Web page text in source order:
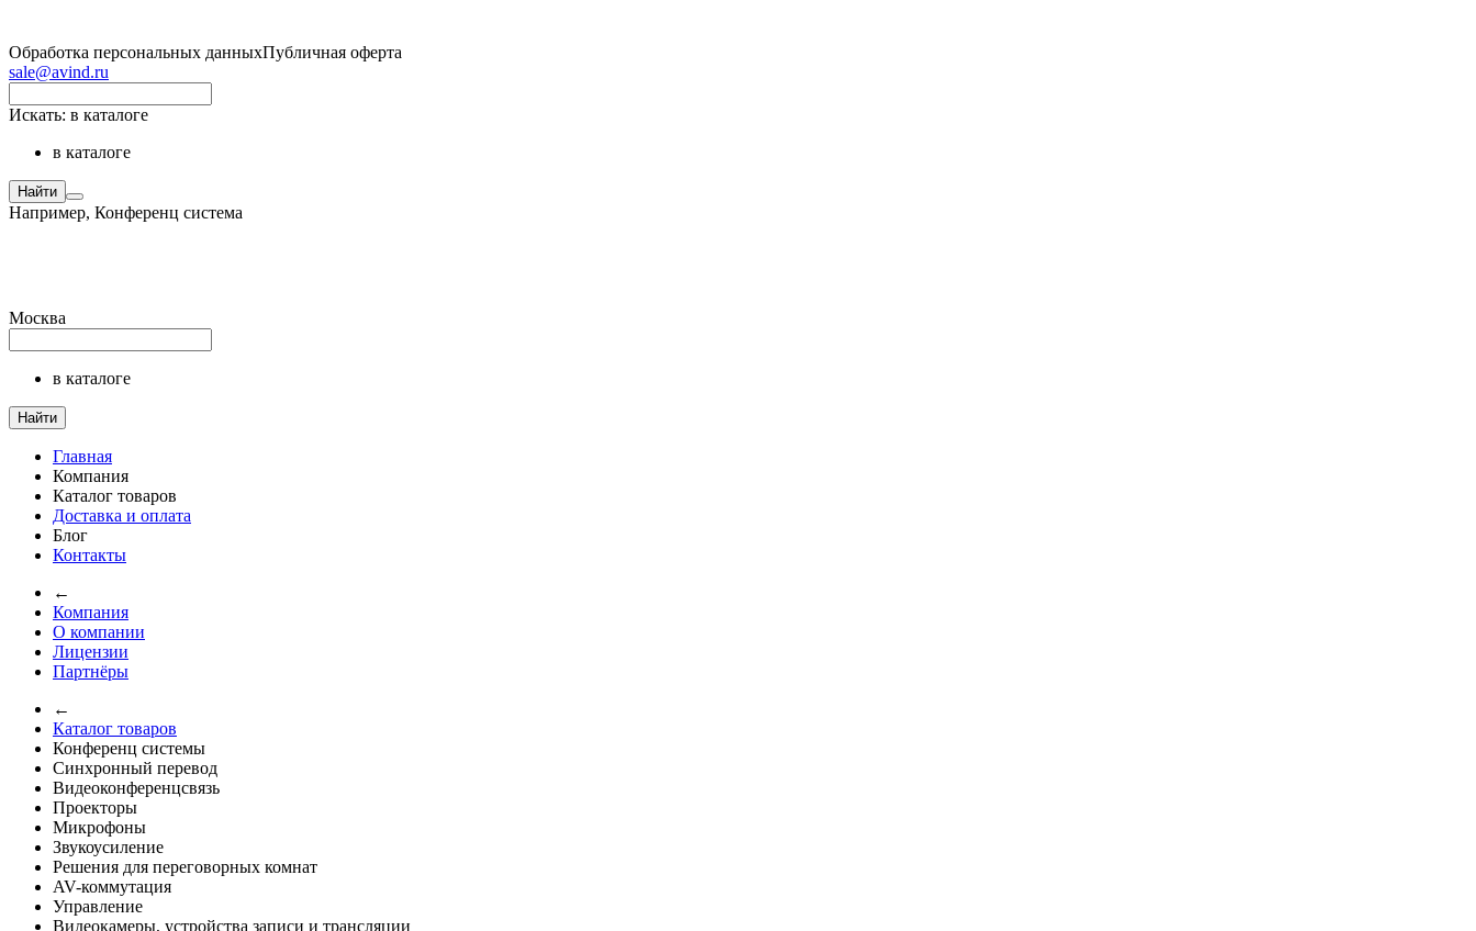
Обработка персональных данныхПубличная оферта
sale@avind.ru
Искать: в каталоге
в каталоге
Найти
Например, Конференц система
Москва
в каталоге
Найти
Главная
Компания
Каталог товаров
Доставка и оплата
Блог
Контакты
←
Компания
О компании
Лицензии
Партнёры
←
Каталог товаров
Конференц системы
Синхронный перевод
Видеоконференцсвязь
Проекторы
Микрофоны
Звукоусиление
Решения для переговорных комнат
AV-коммутация
Управление
Видеокамеры, устройства записи и трансляции